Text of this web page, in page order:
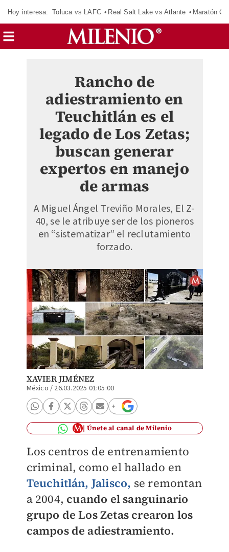
Hoy interesa: Toluca vs LAFC Real Salt Lake vs Atlante Maratón
Rancho de
adiestramiento en
Teuchitlán es el
legado de Los Zetas;
buscan generar
expertos en manejo
de armas
A Miguel Ángel Treviño Morales, El Z-
40, se le atribuye ser de los pioneros
en “sistematizar” el reclutamiento
forzado.
XAVIER JIMÉNEZ
México / 26.03.2025 01:05:00
Únete al canal de Milenio
Los centros de entrenamiento
criminal, como el hallado en
Teuchitlán, Jalisco, se remontan
a 2004, cuando el sanguinario
grupo de Los Zetas crearon los
campos de adiestramiento.